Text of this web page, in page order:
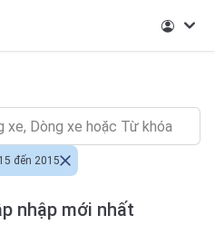
nhập mới nhất
đến 2015